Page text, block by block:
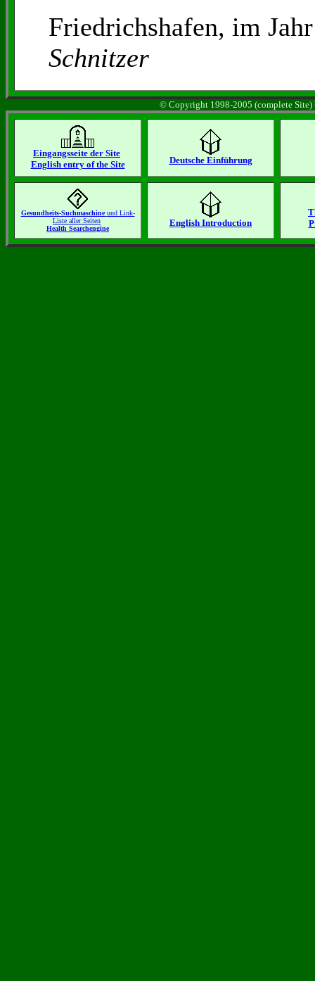
Friedrichshafen, im
Schnitzer
© Copyright 1998-2005 (complete Site)
Eingangsseite der Site
English entry of the Site
Deutsche Einführung
Gesundheits-Suchmaschineund Link-
Liste aller Seiten
Health Searchengine
English Introduction